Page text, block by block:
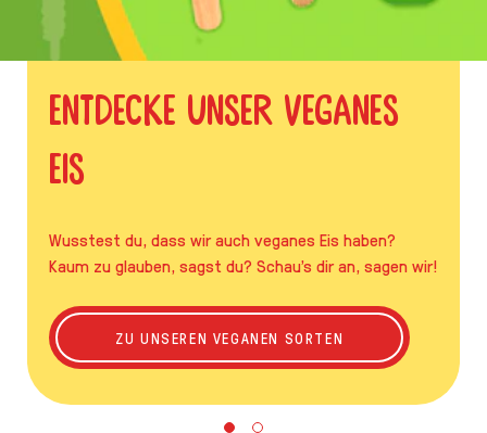
Entdecke unser veganes
Eis
Wusstest du, dass wir auch veganes Eis haben?
Kaum zu glauben, sagst du? Schau's dir an, sagen wir!
ZU UNSEREN VEGANEN SORTEN ENTDECKE UNSER